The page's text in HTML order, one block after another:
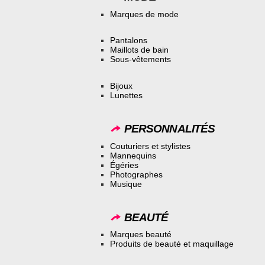
Marques de mode
Pantalons
Maillots de bain
Sous-vêtements
Bijoux
Lunettes
PERSONNALITÉS
Couturiers et stylistes
Mannequins
Égéries
Photographes
Musique
BEAUTÉ
Marques beauté
Produits de beauté et maquillage